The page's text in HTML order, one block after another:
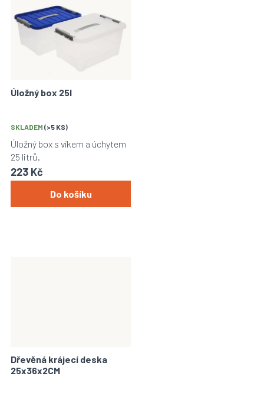
Úložný box 25l
SKLADEM (>5 KS)
223 Kč
Do košíku
Úložný box s víkem a úchytem
25 litrů.
Dřevěná krájecí deska
25x36x2CM